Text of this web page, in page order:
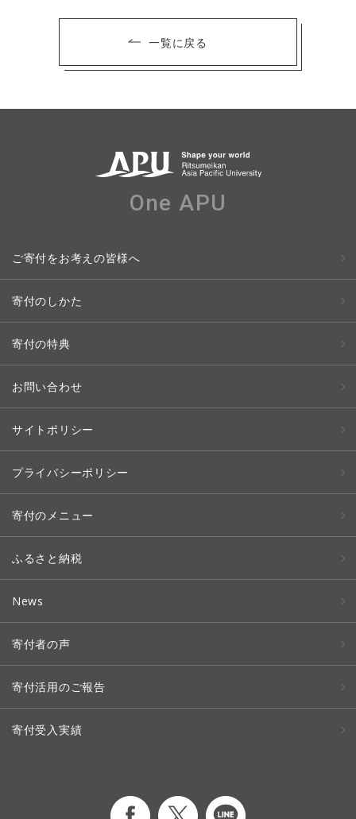
一覧に戻る
One APU
ご寄付をお考えの皆様へ
寄付のしかた
寄付の特典
お問い合わせ
サイトポリシー
プライバシーポリシー
寄付のメニュー
ふるさと納税
News
寄付者の声
寄付活用のご報告
寄付受入実績